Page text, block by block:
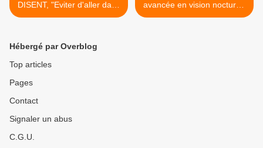
DISENT, "Eviter d'aller dans
les magasins". Dur…!
avancée en vision nocturne
extrême. >
Hébergé par Overblog
Top articles
Pages
Contact
Signaler un abus
C.G.U.